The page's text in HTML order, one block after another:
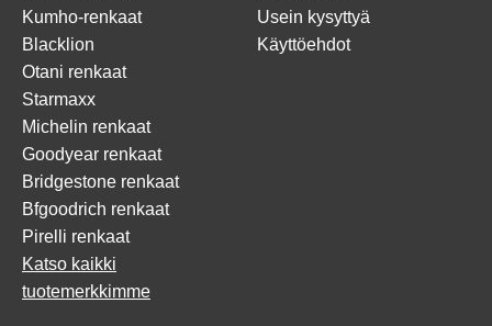
Kumho-renkaat
Blacklion
Otani renkaat
Starmaxx
Michelin renkaat
Goodyear renkaat
Bridgestone renkaat
Bfgoodrich renkaat
Pirelli renkaat
Katso kaikki
tuotemerkkimme
Usein kysyttyä
Käyttöehdot